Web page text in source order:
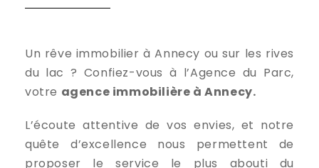
Un rêve immobilier à Annecy ou sur les rives
du lac ? Confiez-vous à l’Agence du Parc,
votre agence immobilière à Annecy.
L’écoute attentive de vos envies, et notre
quête d’excellence nous permettent de
proposer le service le plus abouti du